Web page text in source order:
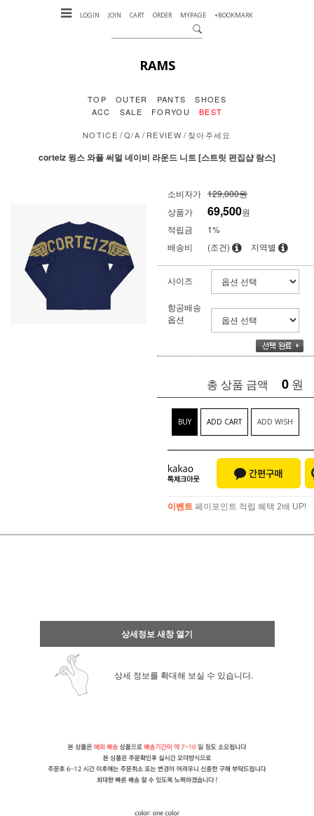
LOGIN JOIN CART ORDER MYPAGE +BOOKMARK
RAMS
TOP OUTER PANTS
SHOES
ACC
SALE FORYOU BEST
NOTICE /Q/A /REVIEW /찾아주세요
corteiz 윙스 와플 써멀 네이비 라운드 니트 [스트릿 편집샵 람스]
소비자가 129,000원
상품가
69,500원
적립금
1%
배송비
(조건) 지역별
사이즈
항공배송
옵션
총 상품 금액 0 원
BUY ADD CART ADD WISH
이벤트 페이포인트 적립 혜택 2배 UP!
상세정보 새창 열기
상세 정보를 확대해 보실 수 있습니다.